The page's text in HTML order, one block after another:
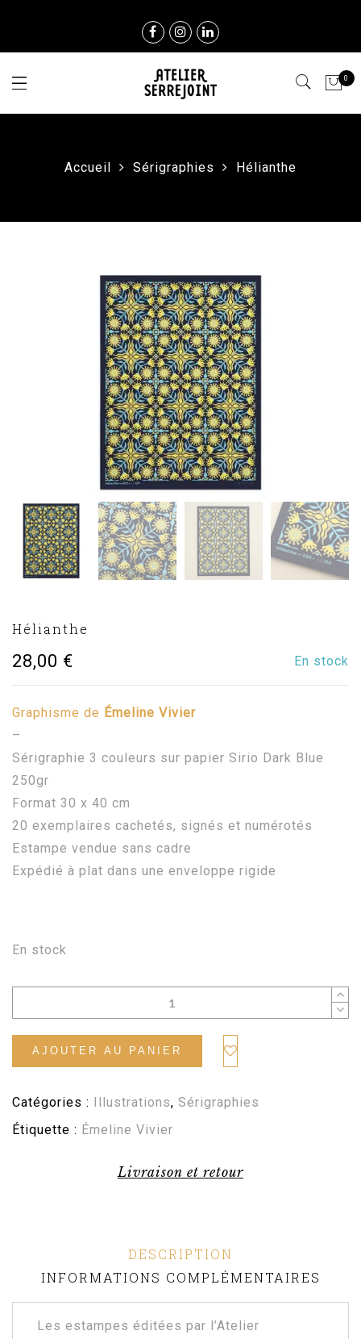
0
Accueil Sérigraphies Hélianthe
Hélianthe
28,00 € En stock
Graphisme de Émeline Vivier
–
Sérigraphie 3 couleurs sur papier Sirio Dark Blue
250gr
Format 30 x 40 cm
20 exemplaires cachetés, signés et numérotés
Estampe vendue sans cadre
Expédié à plat dans une enveloppe rigide
En stock
AJOUTER AU PANIER
Catégories : Illustrations, Sérigraphies
Étiquette : Émeline Vivier
Livraison et retour
DESCRIPTION
INFORMATIONS COMPLÉMENTAIRES
Les estampes éditées par l’Atelier